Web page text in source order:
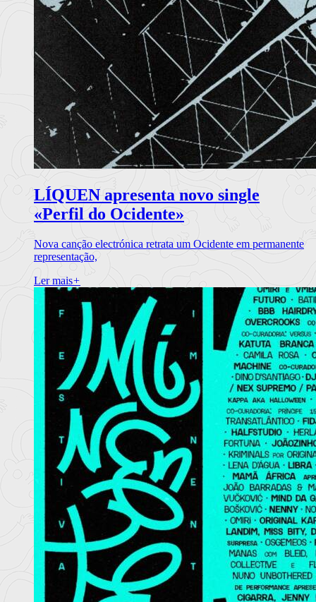
LÍQUEN apresenta novo single
«Perfil do Ocidente»
Nova canção electrónica retrata um Ocidente em permanente
representação,
Ler mais+